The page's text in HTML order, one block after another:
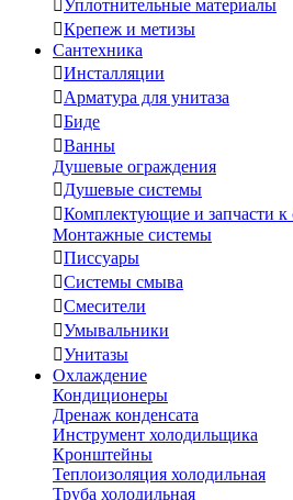
Уплотнительные материалы
Крепеж и метизы
Сантехника
Инсталляции
Арматура для унитаза
Биде
Ванны
Душевые ограждения
Душевые системы
Комплектующие и запчасти к
Монтажные системы
Писсуары
Системы смыва
Смесители
Умывальники
Унитазы
Охлаждение
Кондиционеры
Дренаж конденсата
Инструмент холодильщика
Кронштейны
Теплоизоляция холодильная
Труба холодильная